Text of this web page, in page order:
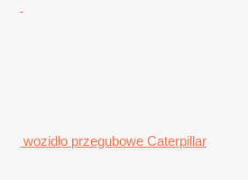
wozidło przegubowe Caterpillar